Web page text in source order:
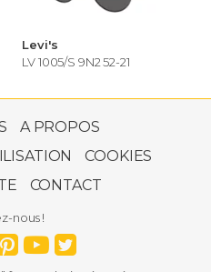
Levi's
LV 1005/S 9N2 52-21
55-20
A PROPOS
COOKIES
CONTACT
nous !